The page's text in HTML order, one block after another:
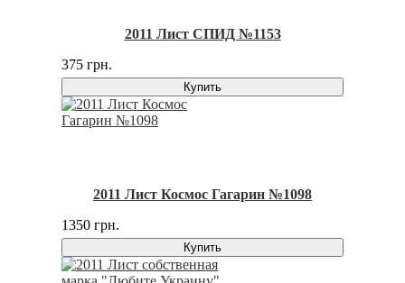
2011 Лист СПИД №1153
375 грн.
Купить
2011 Лист Космос Гагарин №1098
1350 грн.
Купить